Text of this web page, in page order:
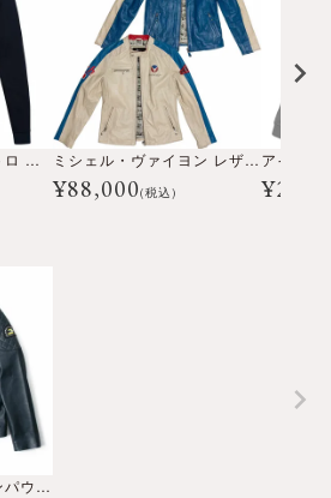
アイルトン・セナ レトロ ストライプ ジャケット ミシェル・ヴァイヨン レザー ジャケット
¥88,000(税込) ¥
アイルトン・セナ サンパウロ LOTUS レザー ジャケット